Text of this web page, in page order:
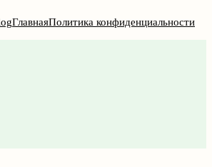
ГлавнаяПолитика конфиденциальности